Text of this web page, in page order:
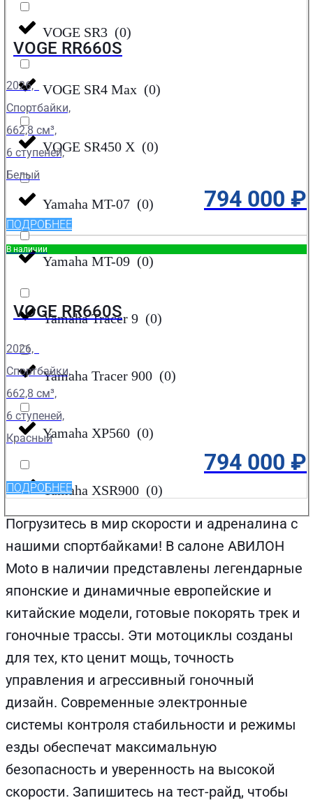
VOGE SR3 (0)
VOGE SR4 Max (0)
VOGE SR450 X (0)
Yamaha MT-07 (0)
Yamaha MT-09 (0)
Yamaha Tracer 9 (0)
Yamaha Tracer 900 (0)
Yamaha XP560 (0)
Yamaha XSR900 (0)
VOGE RR660S
2026,
Спортбайки,
662,8 см³,
6 ступеней,
Белый
794 000 ₽
ПОДРОБНЕЕ
В наличии
VOGE RR660S
2026,
Спортбайки,
662,8 см³,
6 ступеней,
Красный
794 000 ₽
ПОДРОБНЕЕ
Погрузитесь в мир скорости и адреналина с
нашими спортбайками! В салоне АВИЛОН
Moto в наличии представлены легендарные
японские и динамичные европейские и
китайские модели, готовые покорять трек и
гоночные трассы. Эти мотоциклы созданы
для тех, кто ценит мощь, точность
управления и агрессивный гоночный
дизайн. Современные электронные
системы контроля стабильности и режимы
езды обеспечат максимальную
безопасность и уверенность на высокой
скорости. Запишитесь на тест-райд, чтобы